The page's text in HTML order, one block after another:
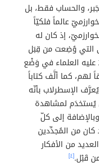
والحساب فقط، بل
عالماً فلكيّاً
إذ كان له
التي وُضِعت من قِبَل
عليه العلماء في وَضْع
لهم، كما ألَّف كتاباً
الإسطرلاب بأنّه
يُستخدَم لمشاهدة
إلى كلّ
كان من المُجدِّدين
من الأفكار
قَبْل.[٤]